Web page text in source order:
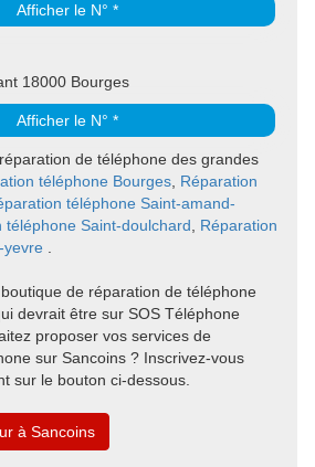
Afficher le N° *
18000 Bourges
Afficher le N° *
de téléphone des grandes
téléphone Bourges Réparation
téléphone Saint-amand-
téléphone Saint-doulchard
Réparation
de réparation de téléphone
devrait être sur SOS Téléphone
proposer vos services de
sur Sancoins ? Inscrivez-vous
sur le bouton ci-dessous.
à Sancoins